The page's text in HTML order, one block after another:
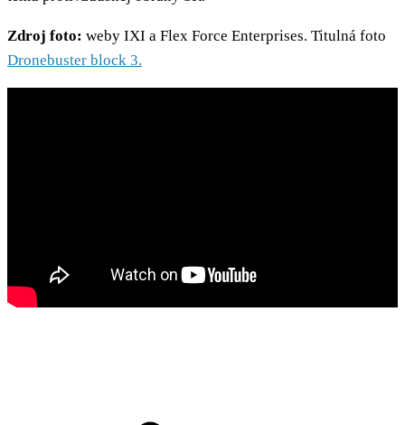
Zdroj foto: weby IXI a Flex Force Enterprises. Titulná foto
Dronebuster block 3.